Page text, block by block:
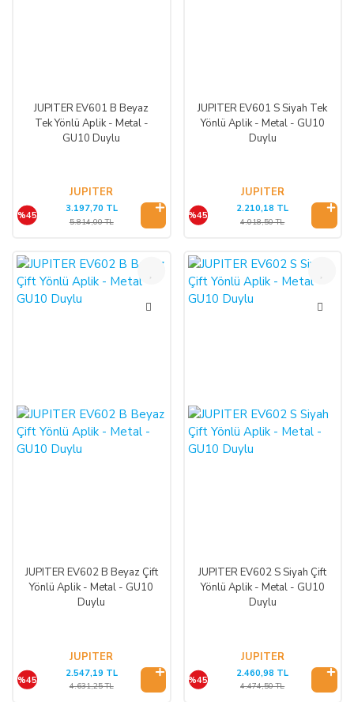
JUPITER EV601 B Beyaz
Tek Yönlü Aplik - Metal -
GU10 Duylu
JUPITER
%45
3.197,70 TL
5.814,00 TL
JUPITER EV601 S Siyah Tek
Yönlü Aplik - Metal - GU10
Duylu
JUPITER
%45
2.210,18 TL
4.018,50 TL
%45
JUPITER EV602 B Beyaz Çift
Yönlü Aplik - Metal - GU10
Duylu
JUPITER
%45
2.547,19 TL
4.631,25 TL
%45
JUPITER EV602 S Siyah Çift
Yönlü Aplik - Metal - GU10
Duylu
JUPITER
%45
2.460,98 TL
4.474,50 TL